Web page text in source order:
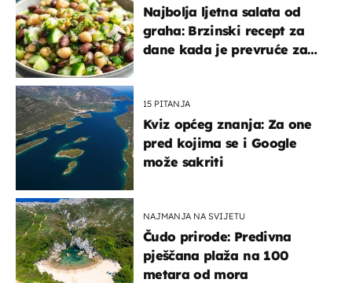
Najbolja ljetna salata od
graha: Brzinski recept za
dane kada je prevruće za
15 PITANJA
Kviz općeg znanja: Za one
pred kojima se i Google
može sakriti
NAJMANJA NA SVIJETU
Čudo prirode: Predivna
pješčana plaža na 100
metara od mora